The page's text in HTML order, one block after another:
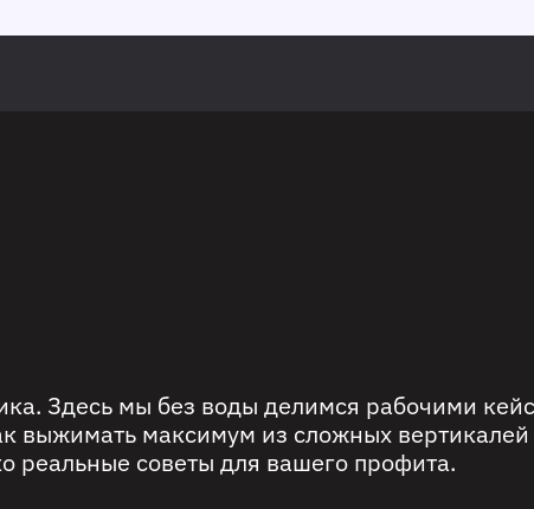
Здесь мы без воды делимся рабочими
выжимать максимум из сложных
реальные советы для вашего профита.